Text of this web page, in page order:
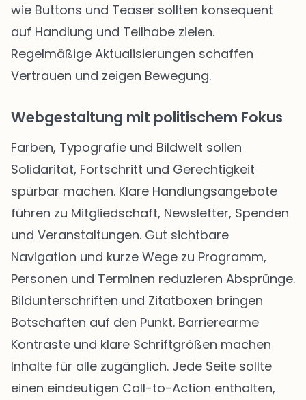
wie Buttons und Teaser sollten konsequent
auf Handlung und Teilhabe zielen.
Regelmäßige Aktualisierungen schaffen
Vertrauen und zeigen Bewegung.
Webgestaltung mit politischem Fokus
Farben, Typografie und Bildwelt sollen
Solidarität, Fortschritt und Gerechtigkeit
spürbar machen. Klare Handlungsangebote
führen zu Mitgliedschaft, Newsletter, Spenden
und Veranstaltungen. Gut sichtbare
Navigation und kurze Wege zu Programm,
Personen und Terminen reduzieren Absprünge.
Bildunterschriften und Zitatboxen bringen
Botschaften auf den Punkt. Barrierearme
Kontraste und klare Schriftgrößen machen
Inhalte für alle zugänglich. Jede Seite sollte
einen eindeutigen Call-to-Action enthalten,